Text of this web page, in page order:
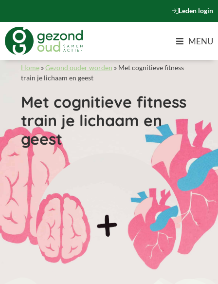
Leden login
MENU
Home»Gezond ouder worden » Met cognitieve fitness
train je lichaam en geest
Met cognitieve fitness
train je lichaam en
geest